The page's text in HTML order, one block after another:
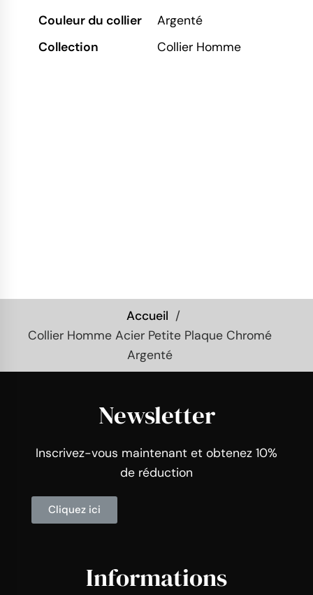
Couleur du collier
Argenté
Collection
Collier Homme
Accueil
Collier Homme Acier Petite Plaque Chromé
Argenté
Newsletter
Inscrivez-vous maintenant et obtenez 10%
de réduction
Cliquez ici
Informations